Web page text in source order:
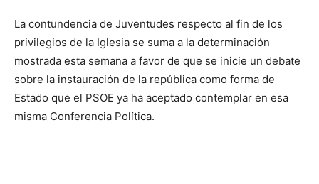
La contundencia de Juventudes respecto al fin de los
privilegios de la Iglesia se suma a la determinación
mostrada esta semana a favor de que se inicie un debate
sobre la instauración de la república como forma de
Estado que el PSOE ya ha aceptado contemplar en esa
misma Conferencia Política.